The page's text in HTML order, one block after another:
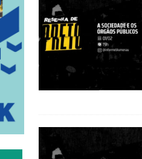
Central reduz Selic a 14% ao ano
Conecta 2026 debate inteligência
CRECI-SC e Sebrae/SC: maior
em Blumenau
Tisch chega à Oktoberfest de